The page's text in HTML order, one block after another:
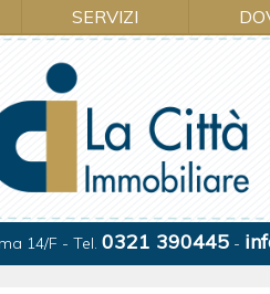
SERVIZI
14/F - Tel. 0321 390445 -